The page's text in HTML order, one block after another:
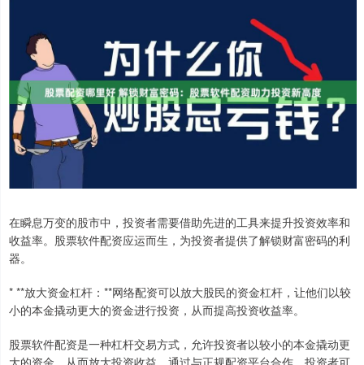
在瞬息万变的股市中，投资者需要借助先进的工具来提升投资效率和
收益率。股票软件配资应运而生，为投资者提供了解锁财富密码的利
器。
* **放大资金杠杆：**网络配资可以放大股民的资金杠杆，让他们以较
小的本金撬动更大的资金进行投资，从而提高投资收益率。
股票软件配资是一种杠杆交易方式，允许投资者以较小的本金撬动更
大的资金，从而放大投资收益。通过与正规配资平台合作，投资者可